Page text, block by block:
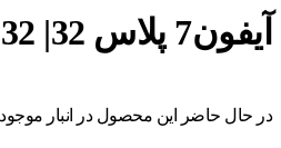
آیفون7 پلاس 32| iPhone 7 Plus – 32
در حال حاضر این محصول در انبار